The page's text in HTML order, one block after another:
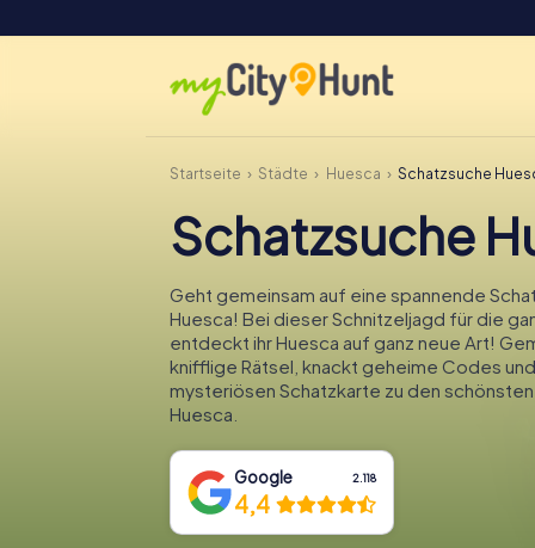
Startseite Städte Huesca Schatzsuche
Schatzsuche
Geht gemeinsam auf eine spannende
Huesca! Bei dieser Schnitzeljagd für die
entdeckt ihr Huesca auf ganz neue Art!
knifflige Rätsel, knackt geheime Codes
mysteriösen Schatzkarte zu den
Huesca.
Google 2.118
4,4